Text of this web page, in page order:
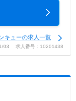
キューの求人一覧
03 求人番号：10201438